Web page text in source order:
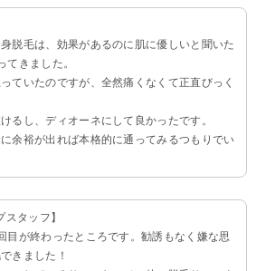
脱毛は、効果があるのに肌に優しいと聞いた
てきました。
ていたのですが、全然痛くなくて正直びっく
るし、ディオーネにして良かったです。
余裕が出れば本格的に通ってみるつもりでい
スタッフ】
目が終わったところです。勧誘もなく嫌な思
きました！